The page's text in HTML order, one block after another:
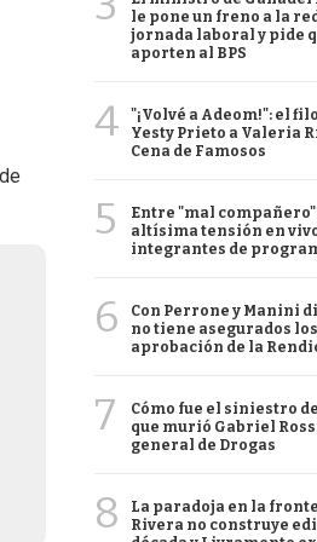
le pone un freno a la
jornada laboral y pide
aporten al BPS
4
"¡Volvé a Adeom!": el
Yesty Prieto a Valeria
Cena de Famosos
5
Entre "mal
altísima tensión en
integrantes de
6
Con Perrone y Manini
no tiene asegurados
aprobación de la
7
Cómo fue el siniestro
que murió Gabriel
general de Drogas
8
La paradoja en la
Rivera no construye